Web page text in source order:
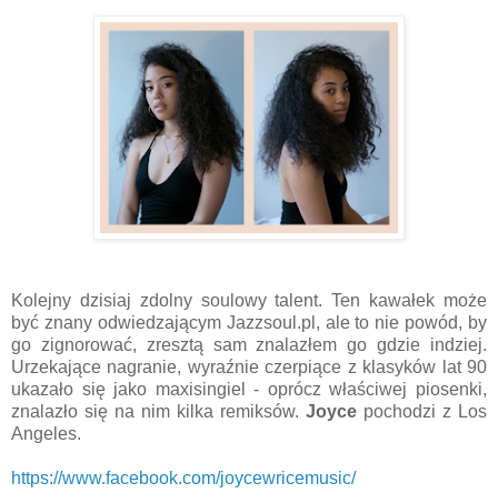
Kolejny dzisiaj zdolny soulowy talent. Ten kawałek może
być znany odwiedzającym Jazzsoul.pl, ale to nie powód, by
go zignorować, zresztą sam znalazłem go gdzie indziej.
Urzekające nagranie, wyraźnie czerpiące z klasyków lat 90
ukazało się jako maxisingiel - oprócz właściwej piosenki,
znalazło się na nim kilka remiksów. Joyce pochodzi z Los
Angeles.
https://www.facebook.com/joycewricemusic/